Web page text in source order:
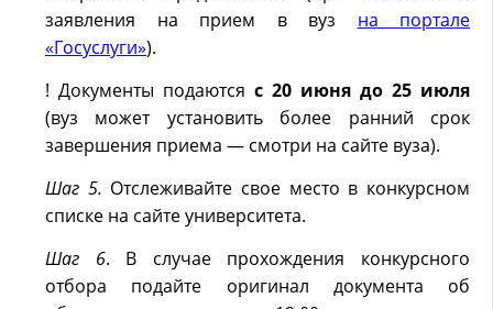
заявления на прием в вуз на портале
«Госуслуги»).
! Документы подаются с 20 июня до 25 июля
(вуз может установить более ранний срок
завершения приема — смотри на сайте вуза).
Шаг 5. Отслеживайте свое место в конкурсном
списке на сайте университета.
Шаг 6. В случае прохождения конкурсного
отбора подайте оригинал документа об